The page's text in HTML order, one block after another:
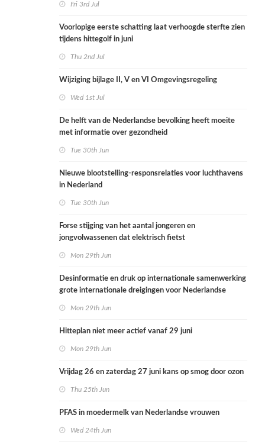
Fri 3rd Jul
Voorlopige eerste schatting laat verhoogde sterfte zien
tijdens hittegolf in juni
Thu 2nd Jul
Wijziging bijlage II, V en VI Omgevingsregeling
Wed 1st Jul
De helft van de Nederlandse bevolking heeft moeite
met informatie over gezondheid
Tue 30th Jun
Nieuwe blootstelling-responsrelaties voor luchthavens
in Nederland
Tue 30th Jun
Forse stijging van het aantal jongeren en
jongvolwassenen dat elektrisch fietst
Mon 29th Jun
Desinformatie en druk op internationale samenwerking
grote internationale dreigingen voor Nederlandse
Mon 29th Jun
Hitteplan niet meer actief vanaf 29 juni
Mon 29th Jun
Vrijdag 26 en zaterdag 27 juni kans op smog door ozon
Thu 25th Jun
PFAS in moedermelk van Nederlandse vrouwen
Wed 24th Jun